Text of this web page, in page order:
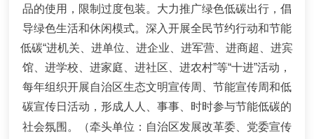
品的使用，限制过度包装。大力推广绿色低碳出行，倡
导绿色生活和休闲模式。深入开展全民节约行动和节能
低碳“进机关、进单位、进企业、进军营、进商超、进宾
馆、进学校、进家庭、进社区、进农村”等“十进”活动，
每年组织开展自治区生态文明宣传周、节能宣传周和低
碳宣传日活动，形成人人、事事、时时参与节能低碳的
社会氛围。
（牵头单位：自治区发展改革委、党委宣传